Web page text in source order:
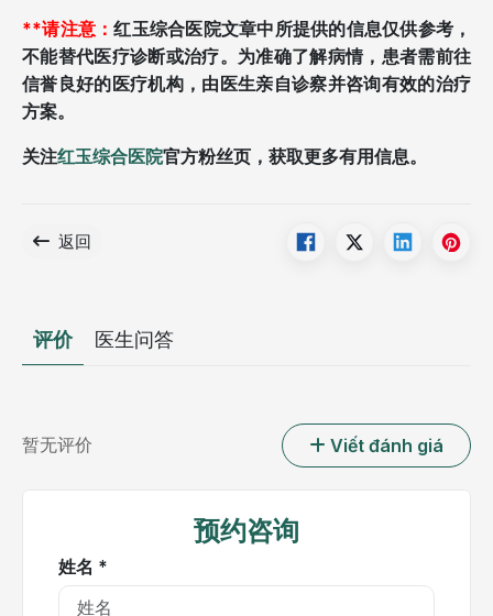
**请注意：红玉综合医院文章中所提供的信息仅供参考，
不能替代医疗诊断或治疗。为准确了解病情，患者需前往
信誉良好的医疗机构，由医生亲自诊察并咨询有效的治疗
方案。
关注红玉综合医院官方粉丝页，获取更多有用信息。
返回
评价 医生问答
暂无评价 Viết đánh giá
预约咨询
姓名 *